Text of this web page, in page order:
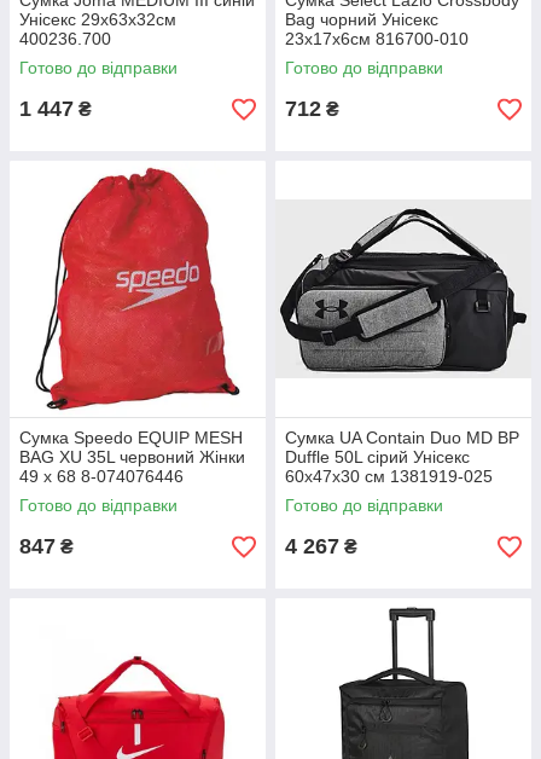
Унісекс 29х63х32см
400236.700
Готово до відправки
1 447 ₴
Bag чорний Унісекс
23х17х6см 816700-010
Готово до відправки
712 ₴
Сумка Speedo EQUIP MESH
BAG XU 35L червоний Жінки
49 х 68 8-074076446
Готово до відправки
847 ₴
Сумка UA Contain Duo MD BP
Duffle 50L сірий Унісекс
60x47x30 см 1381919-025
Готово до відправки
4 267 ₴